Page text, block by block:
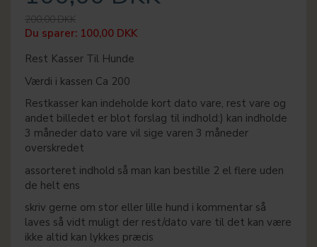
200,00 DKK
Du sparer: 100,00 DKK
Rest Kasser Til Hunde
Værdi i kassen Ca 200
Restkasser kan indeholde kort dato vare, rest vare og
andet billedet er blot forslag til indhold:) kan indholde
3 måneder dato vare vil sige varen 3 måneder
overskredet
assorteret indhold så man kan bestille 2 el flere uden
de helt ens
skriv gerne om stor eller lille hund i kommentar så
laves så vidt muligt der rest/dato vare til det kan være
ikke altid kan lykkes præcis